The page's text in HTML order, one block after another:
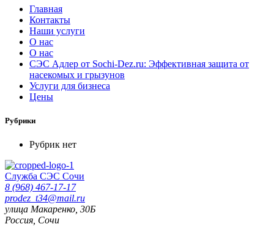
Главная
Контакты
Наши услуги
О нас
О нас
СЭС Адлер от Sochi-Dez.ru: Эффективная защита от
насекомых и грызунов
Услуги для бизнеса
Цены
Рубрики
Рубрик нет
Служба СЭС Сочи
8 (968) 467-17-17
prodez_t34@mail.ru
улица Макаренко, 30Б
Россия, Сочи